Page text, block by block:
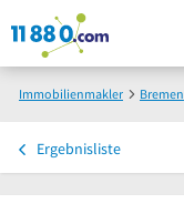
Immobilienmakler Bremen
Ergebnisliste